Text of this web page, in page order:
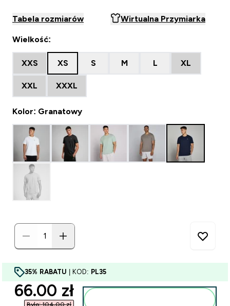
Tabela rozmiarów Wirtualna Przymiarka
Wielkość:
XXS XS S M L XL
XXL XXXL
Kolor: Granatowy
35% RABATU | KOD: PL35
discounted price
66.00 zł‎
Było: 104,00 zł‎